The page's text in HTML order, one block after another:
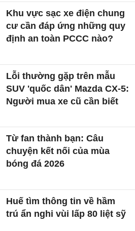
Khu vực sạc xe điện chung
cư cần đáp ứng những quy
định an toàn PCCC nào?
Lỗi thường gặp trên mẫu
SUV 'quốc dân' Mazda CX-5:
Người mua xe cũ cần biết
Từ fan thành bạn: Câu
chuyện kết nối của mùa
bóng đá 2026
Huế tìm thông tin về hầm
trú ẩn nghi vùi lấp 80 liệt sỹ